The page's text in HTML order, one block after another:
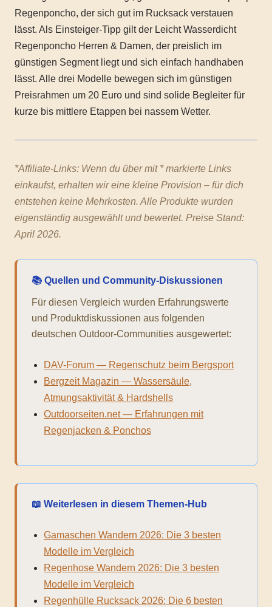
Regenponcho, der sich gut im Rucksack verstauen
lässt. Als Einsteiger-Tipp gilt der Leicht Wasserdicht
Regenponcho Herren & Damen, der preislich im
günstigen Segment liegt und sich einfach handhaben
lässt. Alle drei Modelle bewegen sich im günstigen
Preisrahmen um 20 Euro und sind solide Begleiter für
kurze bis mittlere Etappen bei nassem Wetter.
*Affiliate-Links: Wenn du über mit * markierte Links
einkaufst, erhalten wir eine kleine Provision – für dich
entstehen keine Mehrkosten. Alle Produkte wurden
eigenständig ausgewählt und bewertet. Preise Stand:
April 2026.
📚 Quellen und Community-Diskussionen
Für diesen Vergleich wurden Erfahrungswerte
und Produktdiskussionen aus folgenden
deutschen Outdoor-Communities ausgewertet:
DAV-Forum — Regenschutz beim Bergsport
Bergzeit Magazin — Wassersäule,
Atmungsaktivität & Hardshells
Outdoorseiten.net — Erfahrungen mit
Regenjacken & Ponchos
📖 Weiterlesen in diesem Themen-Hub
Gamaschen Wandern 2026: Die 3 besten
Modelle im Vergleich
Regenhose Wandern 2026: Die 3 besten
Modelle im Vergleich
Regenhülle Rucksack 2026: Die 6 besten